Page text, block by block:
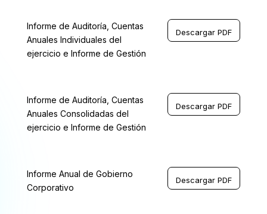
Informe de Auditoría, Cuentas
Anuales Individuales del
ejercicio e Informe de Gestión
Descargar PDF
Informe de Auditoría, Cuentas
Anuales Consolidadas del
ejercicio e Informe de Gestión
Descargar PDF
Informe Anual de Gobierno
Corporativo
Descargar PDF